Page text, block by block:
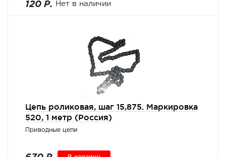
120 Р. Нет в наличии
Цепь роликовая, шаг 15,875. Маркировка
520, 1 метр (Россия)
Приводные цепи